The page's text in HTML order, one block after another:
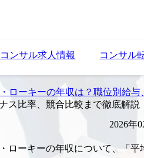
コンサル求人情報 コンサル
ローキーの年収は？職位別給
ス比率、競合比較まで徹底解説
2026年
ローキーの年収について、「平